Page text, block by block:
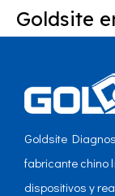
Goldsite
Goldsite
fabricante chino
dispositivos y